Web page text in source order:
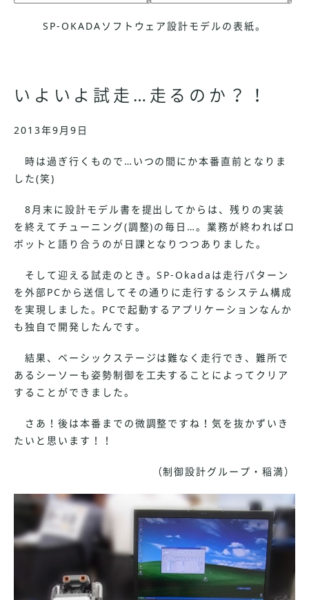
SP-OKADAソフトウェア設計モデルの表紙。
いよいよ試走…走るのか？！
2013年9月9日
時は過ぎ行くもので…いつの間にか本番直前となりま
した(笑)
8月末に設計モデル書を提出してからは、残りの実装
を終えてチューニング(調整)の毎日…。業務が終わればロ
ボットと語り合うのが日課となりつつありました。
そして迎える試走のとき。SP-Okadaは走行パターン
を外部PCから送信してその通りに走行するシステム構成
を実現しました。PCで起動するアプリケーションなんか
も独自で開発したんです。
結果、ベーシックステージは難なく走行でき、難所で
あるシーソーも姿勢制御を工夫することによってクリア
することができました。
さあ！後は本番までの微調整ですね！気を抜かずいき
たいと思います！！
（制御設計グループ・稲満）